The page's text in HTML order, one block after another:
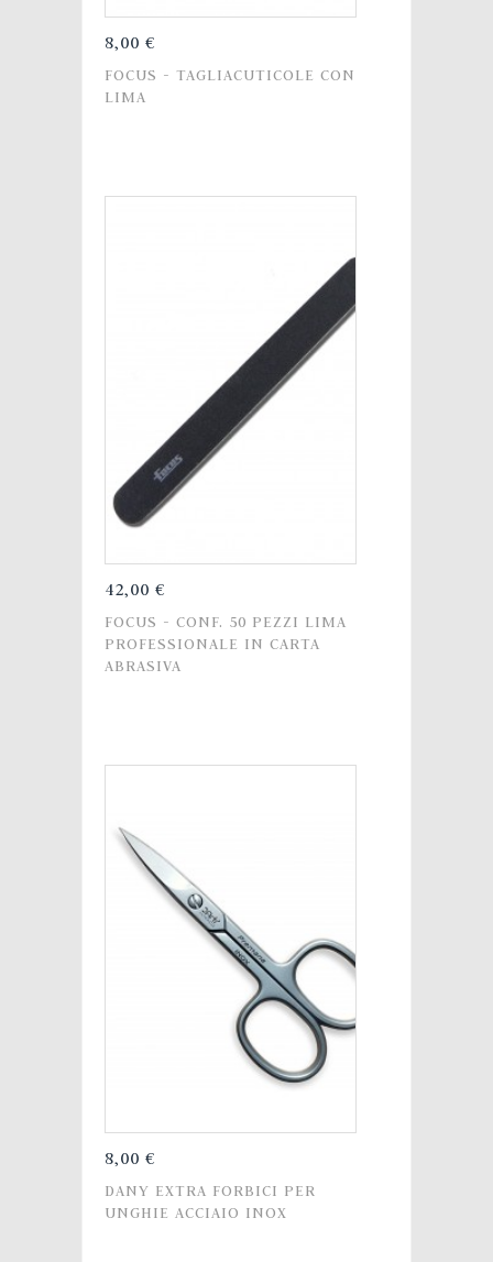
8,00 €
FOCUS - TAGLIACUTICOLE CON
LIMA
42,00 €
FOCUS - CONF. 50 PEZZI LIMA
PROFESSIONALE IN CARTA
ABRASIVA
8,00 €
DANY EXTRA FORBICI PER
UNGHIE ACCIAIO INOX